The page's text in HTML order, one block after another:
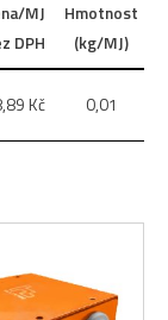
MJ
DPH
Hmotnost
(kg/MJ)
Kč 0,01